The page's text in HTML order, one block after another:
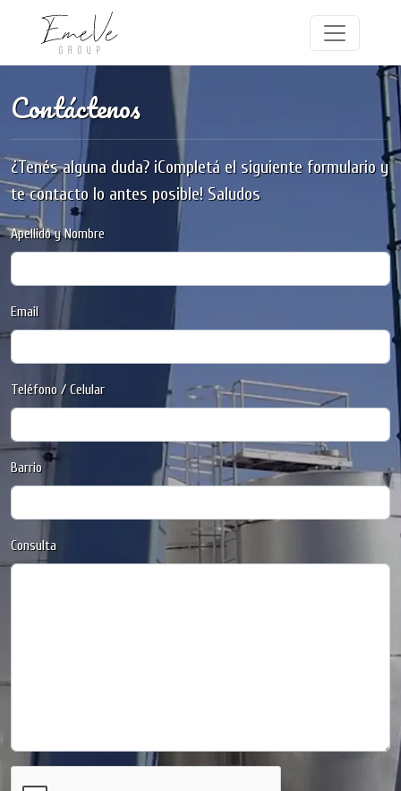
Contáctenos
¿Tenés alguna duda? ¡Completá el siguiente formulario y
te contacto lo antes posible! Saludos
Apellido y Nombre
Email
Teléfono / Celular
Barrio
Consulta